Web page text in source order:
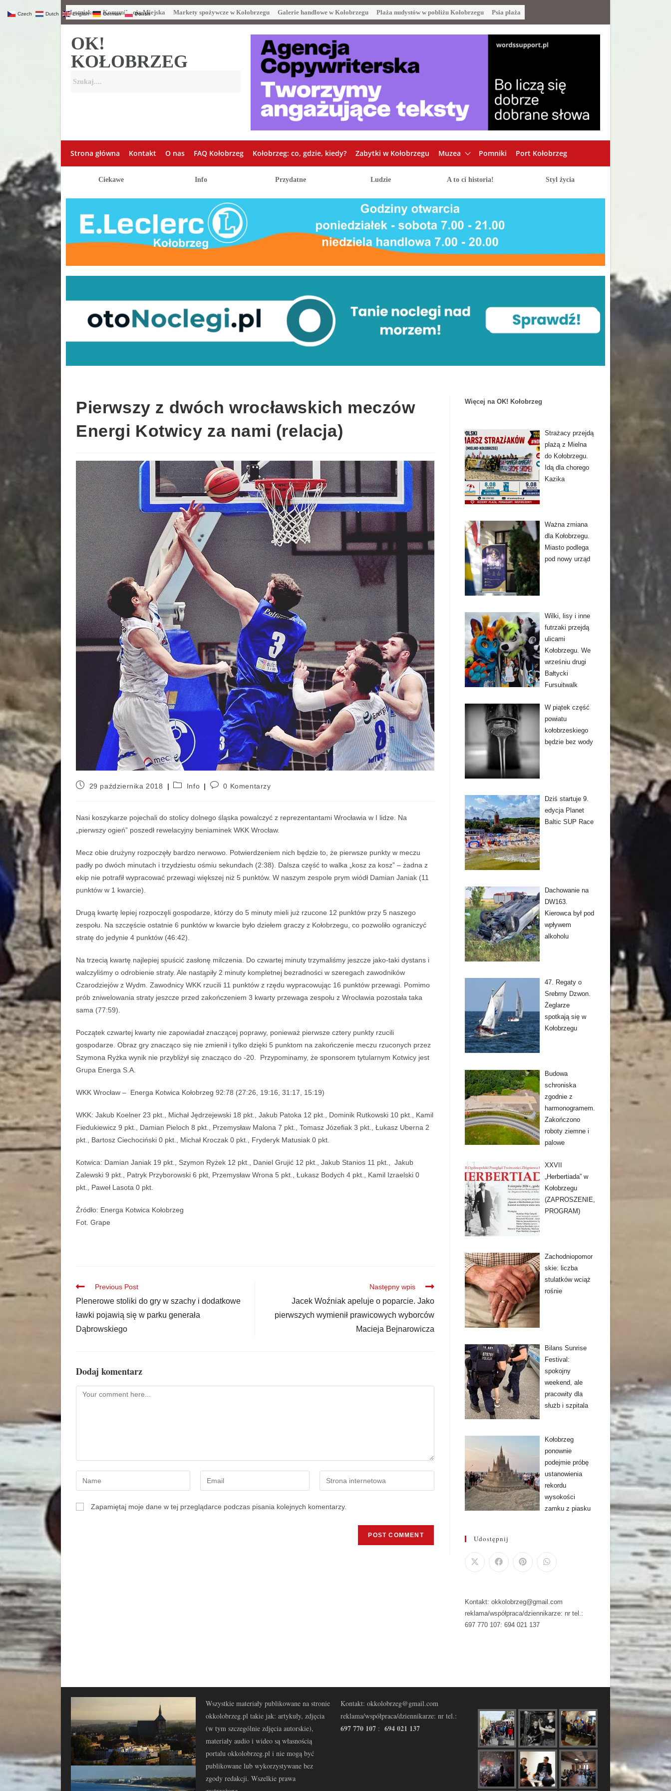
Lotnisko Komunikacja Miejska Markety spożywcze w Kołobrzegu Galerie handlowe w Kołobrzegu Plaża nudystów w pobliżu Kołobrzegu Psia plaża
OK!
KOŁOBRZEG
Strona główna Kontakt O nas FAQ Kołobrzeg Kołobrzeg: co, gdzie, kiedy? Zabytki w Kołobrzegu Muzea Pomniki Port Kołobrzeg
Ciekawe Info Przydatne Ludzie A to ci historia! Styl życia
Pierwszy z dwóch wrocławskich meczów
Energi Kotwicy za nami (relacja)
29 października 2018 Info 0 Komentarzy
Nasi koszykarze pojechali do stolicy dolnego śląska powalczyć z reprezentantami Wrocławia w I lidze. Na
„pierwszy ogień” poszedł rewelacyjny beniaminek WKK Wrocław.
Mecz obie drużyny rozpoczęły bardzo nerwowo. Potwierdzeniem nich będzie to, że pierwsze punkty w meczu
padły po dwóch minutach i trzydziestu ośmiu sekundach (2:38). Dalsza część to walka „kosz za kosz” – żadna z
ekip nie potrafił wypracować przewagi większej niż 5 punktów. W naszym zespole prym wiódł Damian Janiak (11
punktów w 1 kwarcie).
Drugą kwartę lepiej rozpoczęli gospodarze, którzy do 5 minuty mieli już rzucone 12 punktów przy 5 naszego
zespołu. Na szczęście ostatnie 6 punktów w kwarcie było dziełem graczy z Kołobrzegu, co pozwoliło ograniczyć
stratę do jedynie 4 punktów (46:42).
Na trzecią kwartę najlepiej spuścić zasłonę milczenia. Do czwartej minuty trzymaliśmy jeszcze jako-taki dystans i
walczyliśmy o odrobienie straty. Ale nastąpiły 2 minuty kompletnej bezradności w szeregach zawodników
Czarodziejów z Wydm. Zawodnicy WKK rzucili 11 punktów z rzędu wypracowując 16 punktów przewagi. Pomimo
prób zniwelowania straty jeszcze przed zakończeniem 3 kwarty przewaga zespołu z Wrocławia pozostała taka
sama (77:59).
Początek czwartej kwarty nie zapowiadał znaczącej poprawy, ponieważ pierwsze cztery punkty rzucili
gospodarze. Obraz gry znacząco się nie zmienił i tylko dzięki 5 punktom na zakończenie meczu rzuconych przez
Szymona Ryżka wynik nie przybliżył się znacząco do -20. Przypominamy, że sponsorem tytularnym Kotwicy jest
Grupa Energa S.A.
WKK Wrocław – Energa Kotwica Kołobrzeg 92:78 (27:26, 19:16, 31:17, 15:19)
WKK: Jakub Koelner 23 pkt., Michał Jędrzejewski 18 pkt., Jakub Patoka 12 pkt., Dominik Rutkowski 10 pkt., Kamil
Fiedukiewicz 9 pkt., Damian Pieloch 8 pkt., Przemysław Malona 7 pkt., Tomasz Józefiak 3 pkt., Łukasz Uberna 2
pkt., Bartosz Ciechociński 0 pkt., Michał Kroczak 0 pkt., Fryderyk Matusiak 0 pkt.
Kotwica: Damian Janiak 19 pkt., Szymon Ryżek 12 pkt., Daniel Grujić 12 pkt., Jakub Stanios 11 pkt., Jakub
Zalewski 9 pkt., Patryk Przyborowski 6 pkt, Przemysław Wrona 5 pkt., Łukasz Bodych 4 pkt., Kamil Izraelski 0
pkt., Paweł Lasota 0 pkt.
Źródło: Energa Kotwica Kołobrzeg
Fot. Grape
Previous Post
Plenerowe stoliki do gry w szachy i dodatkowe
ławki pojawią się w parku generała
Dąbrowskiego
Następny wpis
Jacek Woźniak apeluje o poparcie. Jako
pierwszych wymienił prawicowych wyborców
Macieja Bejnarowicza
Dodaj komentarz
Zapamiętaj moje dane w tej przeglądarce podczas pisania kolejnych komentarzy.
Więcej na OK! Kołobrzeg
Strażacy przejdą
plażą z Mielna
do Kołobrzegu.
Idą dla chorego
Kazika
Ważna zmiana
dla Kołobrzegu.
Miasto podlega
pod nowy urząd
Wilki, lisy i inne
futrzaki przejdą
ulicami
Kołobrzegu. We
wrześniu drugi
Bałtycki
Fursuitwalk
W piątek część
powiatu
kołobrzeskiego
będzie bez wody
Dziś startuje 9.
edycja Planet
Baltic SUP Race
Dachowanie na
DW163.
Kierowca był pod
wpływem
alkoholu
47. Regaty o
Srebrny Dzwon.
Żeglarze
spotkają się w
Kołobrzegu
Budowa
schroniska
zgodnie z
harmonogramem.
Zakończono
roboty ziemne i
palowe
XXVII
„Herbertiada” w
Kołobrzegu
(ZAPROSZENIE,
PROGRAM)
Zachodniopomor
skie: liczba
stulatków wciąż
rośnie
Bilans Sunrise
Festival:
spokojny
weekend, ale
pracowity dla
służb i szpitala
Kołobrzeg
ponownie
podejmie próbę
ustanowienia
rekordu
wysokości
zamku z piasku
Udostępnij
Kontakt: okkolobrzeg@gmail.com
reklama/współpraca/dziennikarze: nr tel.:
697 770 107: 694 021 137
Wszystkie materiały publikowane na stronie
okkolobrzeg.pl takie jak: artykuły, zdjęcia
(w tym szczególnie zdjęcia autorskie),
materiały audio i wideo są własnością
portalu okkolobrzeg.pl i nie mogą być
publikowane lub wykorzystywane bez
zgody redakcji. Wszelkie prawa
Kontakt: okkolobrzeg@gmail.com
reklama/współpraca/dziennikarze: nr tel.:
697 770 107 : 694 021 137
Czech Dutch English German Polish